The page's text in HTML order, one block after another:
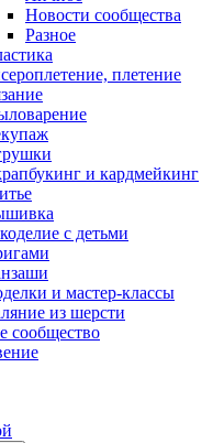
Новости сообщества
Разное
плетение
и кардмейкинг
с детьми
и мастер-классы
из шерсти
сообщество